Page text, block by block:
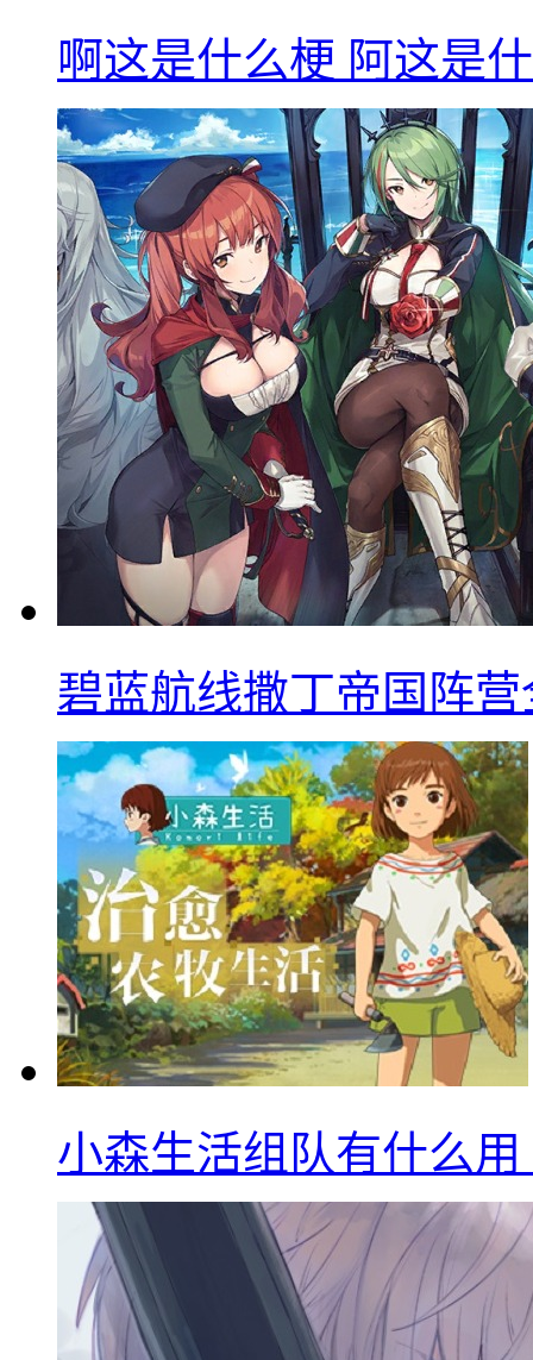
啊这是什么梗 阿这是
碧蓝航线撒丁帝国阵
小森生活组队有什么